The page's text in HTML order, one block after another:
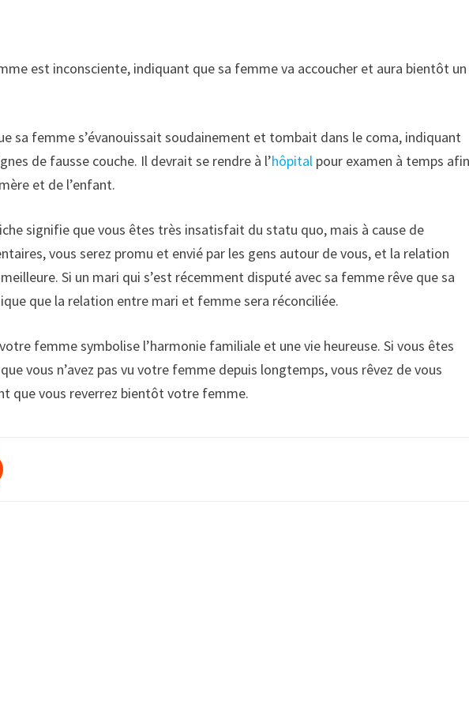
est inconsciente, indiquant que sa femme va accoucher et aura bientôt un
sa femme s’évanouissait soudainement et tombait dans le coma, indiquant
de fausse couche. Il devrait se rendre à l’hôpital pour examen à temps
et de l’enfant.
signifie que vous êtes très insatisfait du statu quo, mais à cause de
vous serez promu et envié par les gens autour de vous, et la relation
Si un mari qui s’est récemment disputé avec sa femme rêve que sa
que la relation entre mari et femme sera réconciliée.
femme symbolise l’harmonie familiale et une vie heureuse. Si vous êtes
vous n’avez pas vu votre femme depuis longtemps, vous rêvez de vous
que vous reverrez bientôt votre femme.